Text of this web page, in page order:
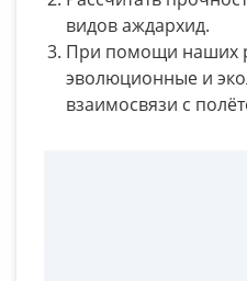
видов аждархид.
При помощи наших
эволюционные и
взаимосвязи с